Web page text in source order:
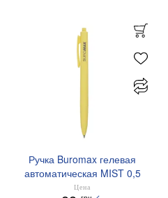
Ручка Buromax гелевая
автоматическая MIST 0,5
мм синие чернила
Цена